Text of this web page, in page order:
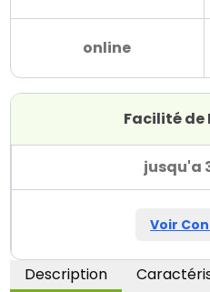
online
Facilité de
jusqu'a
Voir
Description